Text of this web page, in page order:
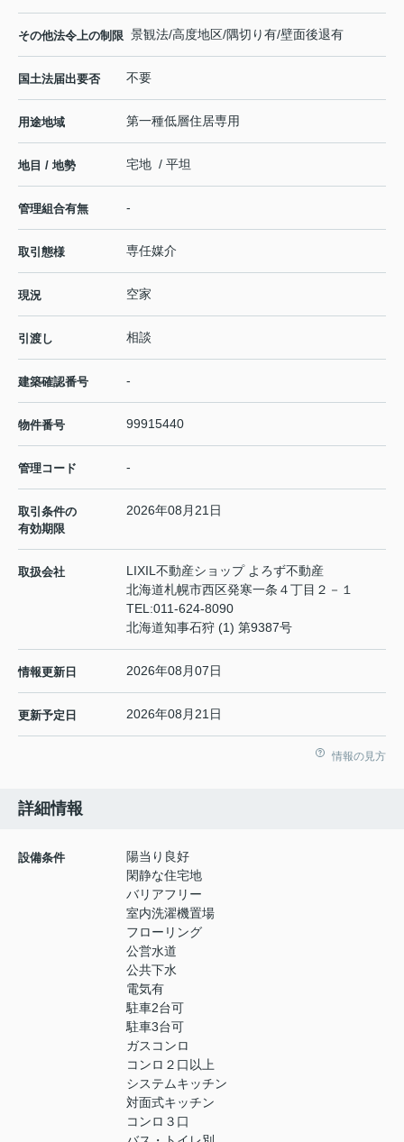
その他法令上の制限 景観法/高度地区/隅切り有/壁面後退有
国土法届出要否 不要
用途地域 第一種低層住居専用
地目 / 地勢 宅地 / 平坦
管理組合有無 -
取引態様 専任媒介
現況 空家
引渡し 相談
建築確認番号 -
物件番号 99915440
管理コード -
取引条件の
有効期限
2026年08月21日
取扱会社
LIXIL不動産ショップ よろず不動産
北海道札幌市西区発寒一条４丁目２－１
TEL:011-624-8090
北海道知事石狩 (1) 第9387号
情報更新日 2026年08月07日
更新予定日 2026年08月21日
情報の見方
詳細情報
設備条件
陽当り良好
閑静な住宅地
バリアフリー
室内洗濯機置場
フローリング
公営水道
公共下水
電気有
駐車2台可
駐車3台可
ガスコンロ
コンロ２口以上
システムキッチン
対面式キッチン
コンロ３口